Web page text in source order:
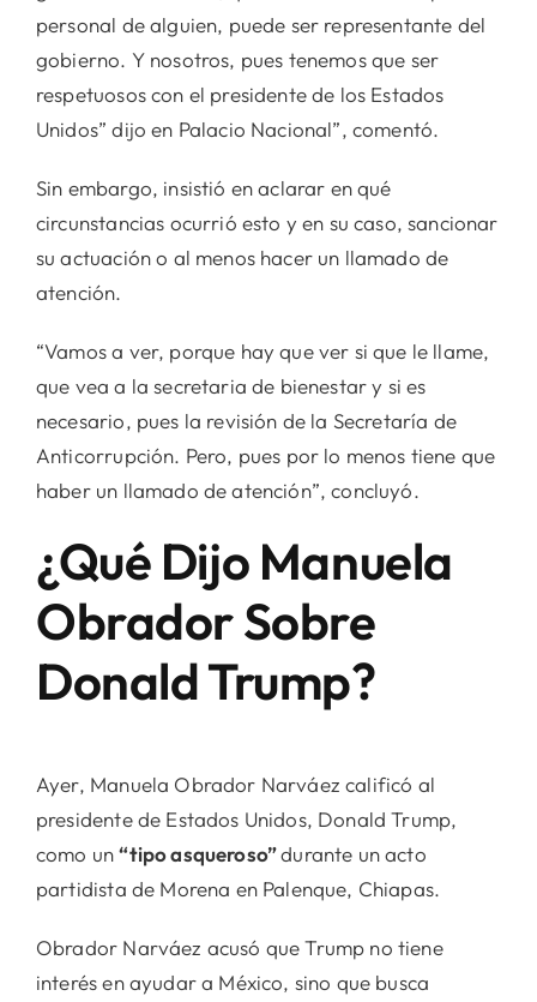
personal de alguien, puede ser representante del
gobierno. Y nosotros, pues tenemos que ser
respetuosos con el presidente de los Estados
Unidos” dijo en Palacio Nacional”, comentó.
Sin embargo, insistió en aclarar en qué
circunstancias ocurrió esto y en su caso, sancionar
su actuación o al menos hacer un llamado de
atención.
“Vamos a ver, porque hay que ver si que le llame,
que vea a la secretaria de bienestar y si es
necesario, pues la revisión de la Secretaría de
Anticorrupción. Pero, pues por lo menos tiene que
haber un llamado de atención”, concluyó.
¿Qué Dijo Manuela
Obrador Sobre
Donald Trump?
Ayer, Manuela Obrador Narváez calificó al
presidente de Estados Unidos, Donald Trump,
como un“tipo asqueroso”durante un acto
partidista de Morena en Palenque, Chiapas.
Obrador Narváez acusó que Trump no tiene
interés en ayudar a México, sino que busca